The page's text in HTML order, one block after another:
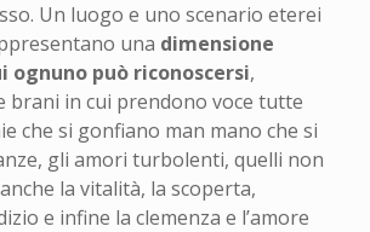
Un luogo e uno scenario eterei
una dimensione
ognuno può riconoscersi,
brani in cui prendono voce tutte
che si gonfiano man mano che si
gli amori turbolenti, quelli non
la vitalità, la scoperta,
e infine la clemenza e l’amore